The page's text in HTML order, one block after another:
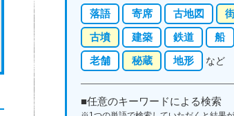
落語
寄席 古地図
古墳
建築 鉄道 船
老舗
秘蔵 地形 など
■任意のキーワードによる検索